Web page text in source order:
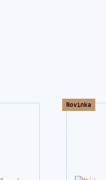
Novinka